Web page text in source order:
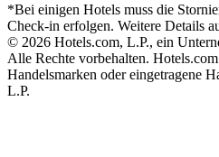
*Bei einigen Hotels muss die
Check-in erfolgen. Weitere Details
© 2026 Hotels.com, L.P., ein
Alle Rechte vorbehalten.
Handelsmarken oder eingetragene
L.P.